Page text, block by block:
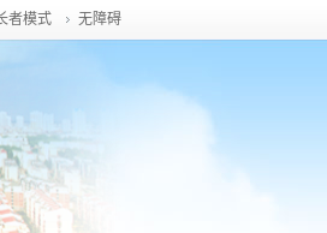
者模式 无障碍